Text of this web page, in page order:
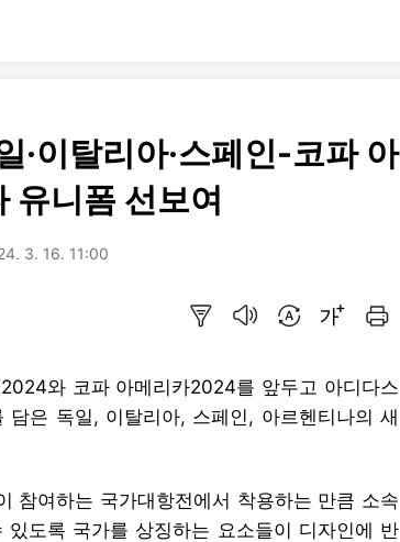
이탈리아·스페인-코파 아
니폼 선보여
3. 16. 11:00
와 코파 아메리카2024를 앞두고 아디다스
은 독일, 이탈리아, 스페인, 아르헨티나의 새
참여하는 국가대항전에서 착용하는 만큼 소속
도록 국가를 상징하는 요소들이 디자인에 반